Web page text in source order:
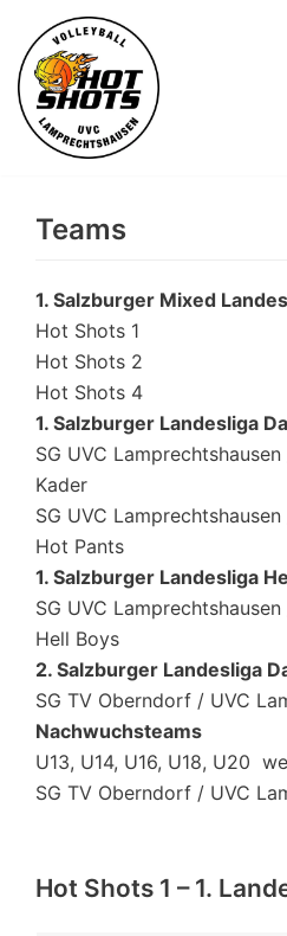
Skip
to
content
Teams
1. Salzburger Mixed
Hot Shots 1
Hot Shots 2
Hot Shots 4
1. Salzburger Landesliga
SG UVC
Kader
SG UVC
Hot Pants
1. Salzburger Landesliga
SG UVC
Hell Boys
2. Salzburger Landesliga
SG TV Oberndorf / UVC
Nachwuchsteams
U13, U14, U16, U18, U20
SG TV Oberndorf / UVC
Hot Shots 1 – 1.